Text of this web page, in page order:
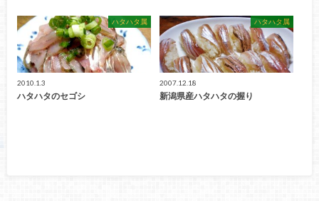
ハタハタ属
2010.1.3
ハタハタのセゴシ
ハタハタ属
2007.12.18
新潟県産ハタハタの握り